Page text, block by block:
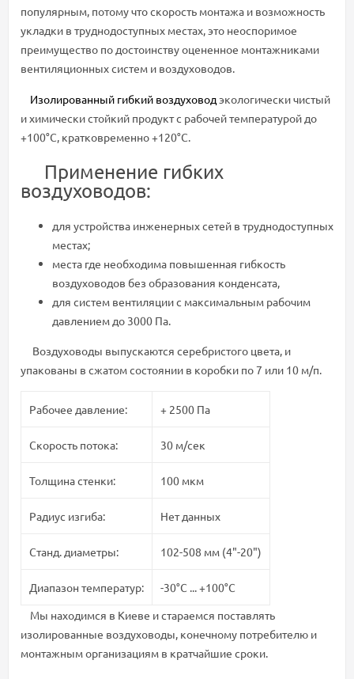
популярным, потому что скорость монтажа и возможность
укладки в труднодоступных местах, это неоспоримое
преимущество по достоинству оцененное монтажниками
вентиляционных систем и воздуховодов.
Изолированный гибкий воздуховодэкологически чистый
и химически стойкий продукт с рабочей температурой до
+100°С, кратковременно +120°С.
Применение гибких
воздуховодов:
для устройства инженерных сетей в труднодоступных
местах;
места где необходима повышенная гибкость
воздуховодов без образования конденсата,
для систем вентиляции с максимальным рабочим
давлением до 3000 Па.
Воздуховоды выпускаются серебристого цвета, и
упакованы в сжатом состоянии в коробки по 7 или 10 м/п.
Рабочее давление: + 2500 Па
Скорость потока: 30 м/сек
Толщина стенки: 100 мкм
Радиус изгиба: Нет данных
Станд. диаметры: 102-508 мм (4"-20")
Диапазон температур:
-30°С ... +100°С
Мы находимся в Киеве и стараемся поставлять
изолированные воздуховоды, конечному потребителю и
монтажным организациям в кратчайшие сроки.